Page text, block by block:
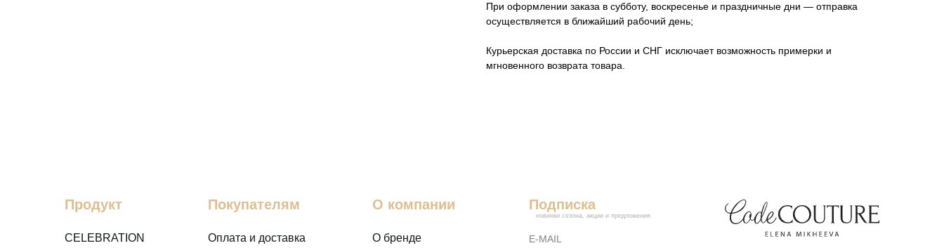
При оформлении заказа в субботу, воскресенье и праздничные дни — отправка
осуществляется в ближайший рабочий день;
Курьерская доставка по России и СНГ исключает возможность примерки и
мгновенного возврата товара.
Продукт
CELEBRATION
Покупателям
Оплата и доставка О бренде
О компании Подписка
новинки сезона, акции и предложения